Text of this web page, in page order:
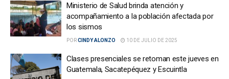
Ministerio de Salud brinda atención y
acompañamiento a la población afectada por
los sismos
PORCINDY ALONZO 10 DE JULIO DE 2025
Clases presenciales se retoman este jueves en
Guatemala, Sacatepéquez y Escuintla